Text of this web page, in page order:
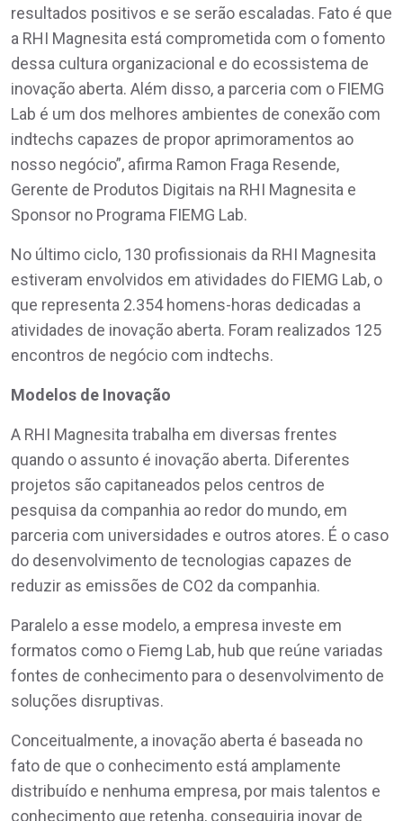
resultados positivos e se serão escaladas. Fato é que
a RHI Magnesita está comprometida com o fomento
dessa cultura organizacional e do ecossistema de
inovação aberta. Além disso, a parceria com o FIEMG
Lab é um dos melhores ambientes de conexão com
indtechs capazes de propor aprimoramentos ao
nosso negócio”, afirma Ramon Fraga Resende,
Gerente de Produtos Digitais na RHI Magnesita e
Sponsor no Programa FIEMG Lab.
No último ciclo, 130 profissionais da RHI Magnesita
estiveram envolvidos em atividades do FIEMG Lab, o
que representa 2.354 homens-horas dedicadas a
atividades de inovação aberta. Foram realizados 125
encontros de negócio com indtechs.
Modelos de Inovação
A RHI Magnesita trabalha em diversas frentes
quando o assunto é inovação aberta. Diferentes
projetos são capitaneados pelos centros de
pesquisa da companhia ao redor do mundo, em
parceria com universidades e outros atores. É o caso
do desenvolvimento de tecnologias capazes de
reduzir as emissões de CO2 da companhia.
Paralelo a esse modelo, a empresa investe em
formatos como o Fiemg Lab, hub que reúne variadas
fontes de conhecimento para o desenvolvimento de
soluções disruptivas.
Conceitualmente, a inovação aberta é baseada no
fato de que o conhecimento está amplamente
distribuído e nenhuma empresa, por mais talentos e
conhecimento que retenha, conseguiria inovar de